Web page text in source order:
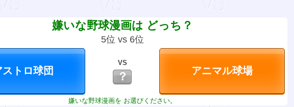
嫌いな野球漫画は どっち？
5位 vs 6位
VS
？
嫌いな野球漫画を お選びください。